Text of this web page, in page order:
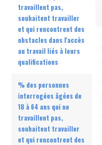
travaillent pas,
souhaitent travailler
et qui rencontrent des
obstacles dans l'accès
au travail liés à leurs
qualifications
% des personnes
interrogées âgées de
18 à 64 ans qui ne
travaillent pas,
souhaitent travailler
et qui rencontrent des